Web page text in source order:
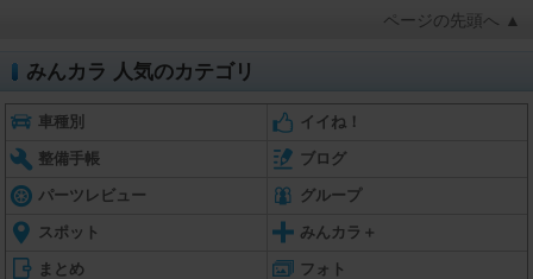
ページの先頭へ ▲
みんカラ 人気のカテゴリ
車種別 イイね！
整備手帳 ブログ
パーツレビュー グループ
スポット みんカラ＋
まとめ フォト